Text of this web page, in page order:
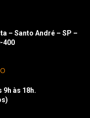
– Santo André – SP –
400
9h às 18h.